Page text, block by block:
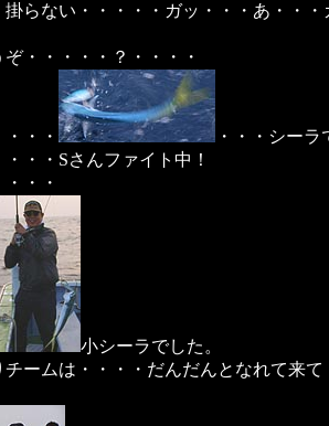
掛らない・・・・・ガッ・・・あ・・
・・・・・？・・・・
・・
・・・シー
・・Sさんファイト中！
・・
小シーラでした。
ームは・・・・だんだんとなれて来